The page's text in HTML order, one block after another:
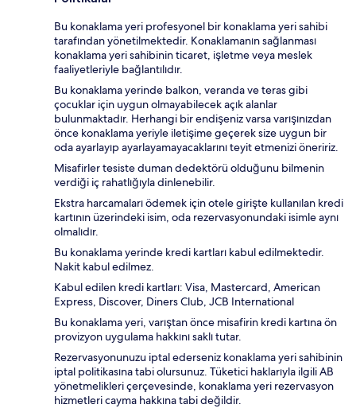
Bu konaklama yeri profesyonel bir konaklama yeri sahibi
tarafından yönetilmektedir. Konaklamanın sağlanması
konaklama yeri sahibinin ticaret, işletme veya meslek
faaliyetleriyle bağlantılıdır.
Bu konaklama yerinde balkon, veranda ve teras gibi
çocuklar için uygun olmayabilecek açık alanlar
bulunmaktadır. Herhangi bir endişeniz varsa varışınızdan
önce konaklama yeriyle iletişime geçerek size uygun bir
oda ayarlayıp ayarlayamayacaklarını teyit etmenizi öneririz.
Misafirler tesiste duman dedektörü olduğunu bilmenin
verdiği iç rahatlığıyla dinlenebilir.
Ekstra harcamaları ödemek için otele girişte kullanılan kredi
kartının üzerindeki isim, oda rezervasyonundaki isimle aynı
olmalıdır.
Bu konaklama yerinde kredi kartları kabul edilmektedir.
Nakit kabul edilmez.
Kabul edilen kredi kartları: Visa, Mastercard, American
Express, Discover, Diners Club, JCB International
Bu konaklama yeri, varıştan önce misafirin kredi kartına ön
provizyon uygulama hakkını saklı tutar.
Rezervasyonunuzu iptal ederseniz konaklama yeri sahibinin
iptal politikasına tabi olursunuz. Tüketici haklarıyla ilgili AB
yönetmelikleri çerçevesinde, konaklama yeri rezervasyon
hizmetleri cayma hakkına tabi değildir.